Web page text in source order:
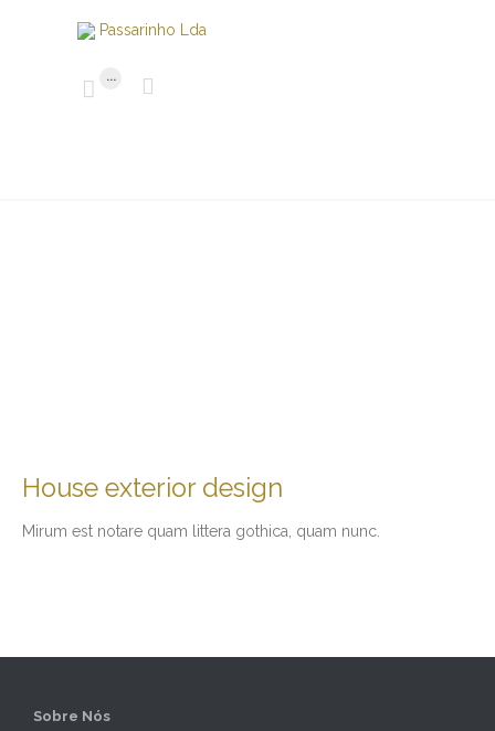
 ... 
House exterior design
Мirum est notare quam littera gothica, quam nunc.
Sobre Nós